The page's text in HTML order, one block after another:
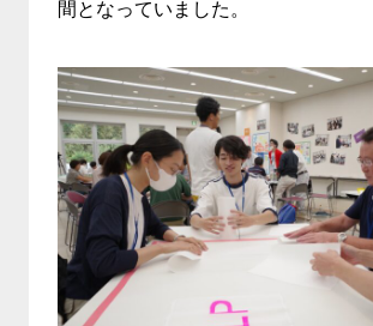
間となっていました。